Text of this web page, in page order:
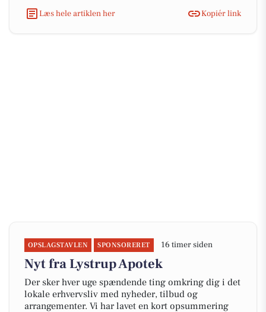
Læs hele artiklen her
Kopiér link
OPSLAGSTAVLEN SPONSORERET 16 timer siden
Nyt fra Lystrup Apotek
Der sker hver uge spændende ting omkring dig i det
lokale erhvervsliv med nyheder, tilbud og
arrangementer. Vi har lavet en kort opsummering